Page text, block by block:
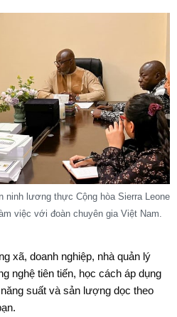
ninh lương thực Cộng hòa Sierra Leone
việc với đoàn chuyên gia Việt Nam.
xã, doanh nghiệp, nhà quản lý
nghệ tiên tiến, học cách áp dụng
suất và sản lượng dọc theo